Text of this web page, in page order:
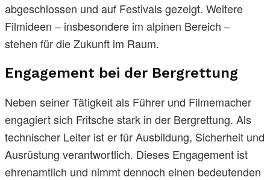
abgeschlossen und auf Festivals gezeigt. Weitere
Filmideen – insbesondere im alpinen Bereich –
stehen für die Zukunft im Raum.
Engagement bei der Bergrettung
Neben seiner Tätigkeit als Führer und Filmemacher
engagiert sich Fritsche stark in der Bergrettung. Als
technischer Leiter ist er für Ausbildung, Sicherheit und
Ausrüstung verantwortlich. Dieses Engagement ist
ehrenamtlich und nimmt dennoch einen bedeutenden